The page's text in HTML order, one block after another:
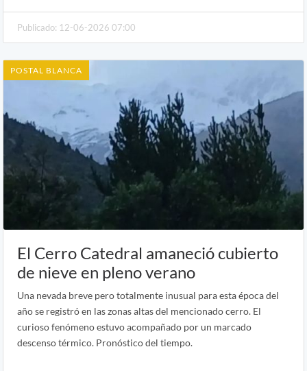
Publicado: 12-06-2026 07:00
POSTAL BLANCA
El Cerro Catedral amaneció cubierto
de nieve en pleno verano
Una nevada breve pero totalmente inusual para esta época del
año se registró en las zonas altas del mencionado cerro. El
curioso fenómeno estuvo acompañado por un marcado
descenso térmico. Pronóstico del tiempo.